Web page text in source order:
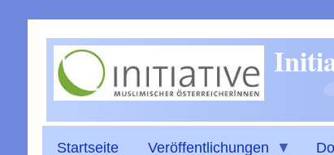
Startseite Veröffentlichungen